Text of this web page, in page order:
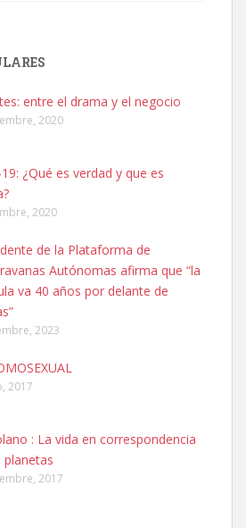
ninfa papillera, asustada tiene miedo a la
6.7.2025
mi perrita ya que por temas de trabajo
r...
entre el drama y el negocio
2020
¿Qué es verdad y que es
2020
de la Plataforma de
Autónomas afirma que “la
va 40 años por delante de
2023
2017
: La vida en correspondencia
planetas
2017